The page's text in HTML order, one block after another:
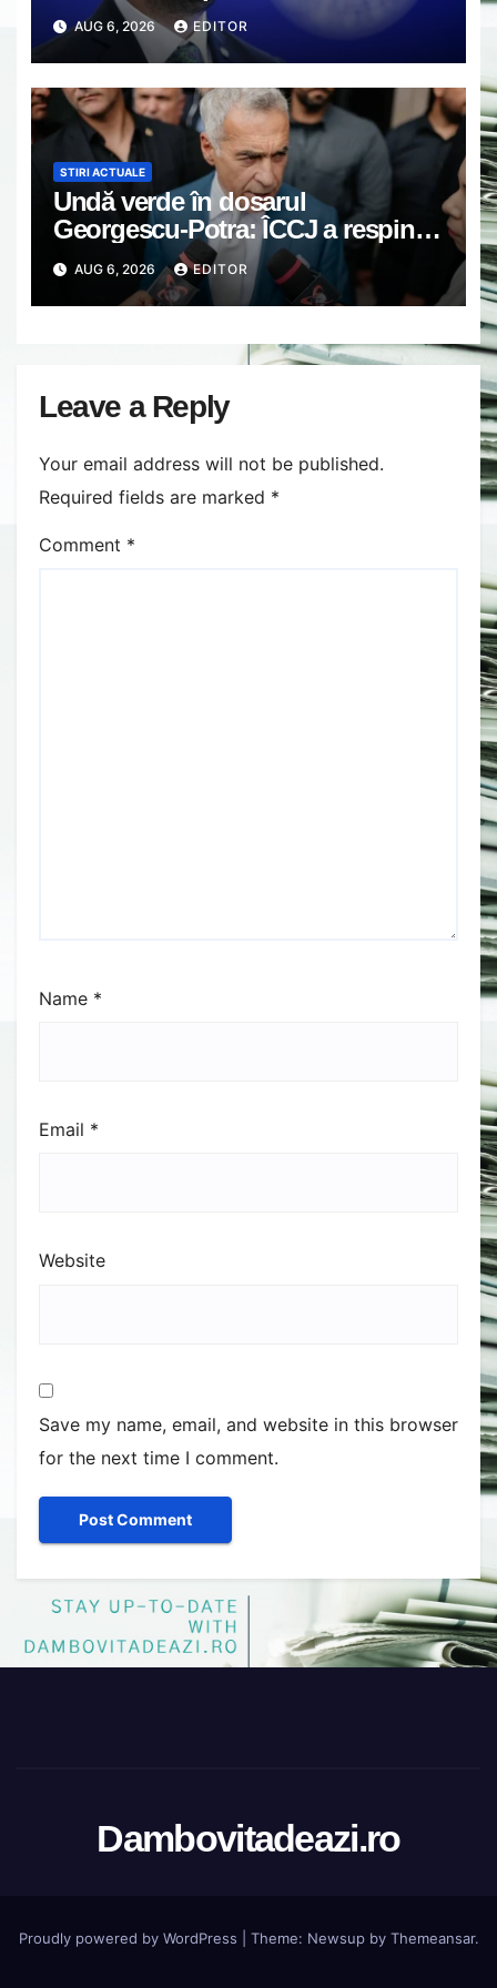
preşedintele ar trebui să fie
suspendat
AUG 6, 2026 EDITOR
STIRI ACTUALE
Undă verde în dosarul
Georgescu-Potra: ÎCCJ a respins
contestații, poate începe judecata
pe fond privind tentativa de
lovitură de stat
AUG 6, 2026 EDITOR
Leave a Reply
Your email address will not be published.
Required fields are marked *
Comment *
Name *
Email *
Website
Save my name, email, and website in this browser
for the next time I comment.
Dambovitadeazi.ro
Proudly powered by WordPress Theme: Newsupby Themeansar.